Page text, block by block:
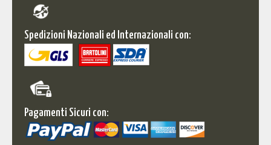
Spedizioni Nazionali ed Internazionali con:
Pagamenti Sicuri con: